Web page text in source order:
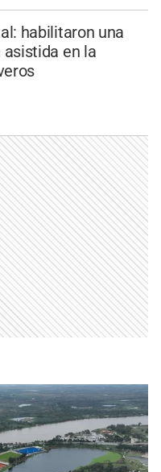
habilitaron una
asistida en la